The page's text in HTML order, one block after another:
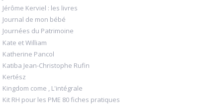
Jérôme Kerviel : les livres
Journal de mon bébé
Journées du Patrimoine
Kate et William
Katherine Pancol
Katiba Jean-Christophe Rufin
Kertész
Kingdom come , L'intégrale
Kit RH pour les PME 80 fiches pratiques